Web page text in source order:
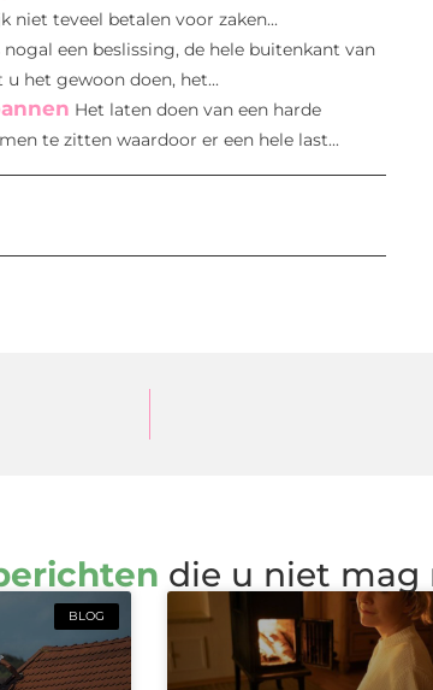
niet teveel betalen voor zaken...
nogal een beslissing, de hele buitenkant van
het gewoon doen, het...
Het laten doen van een harde
te zitten waardoor er een hele last...
die u niet mag
BLOG